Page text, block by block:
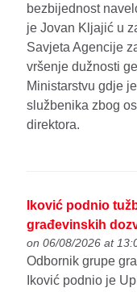
bezbijednost
je Jovan Kljajić u
Savjeta Agencije
vršenje dužnosti
Ministarstvu gdje
službenika zbog
direktora.
Iković podnio
građevinskih
on 06/08/2026 at
Odbornik grupe
Iković podnio je